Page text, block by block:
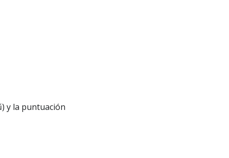
y la puntuación